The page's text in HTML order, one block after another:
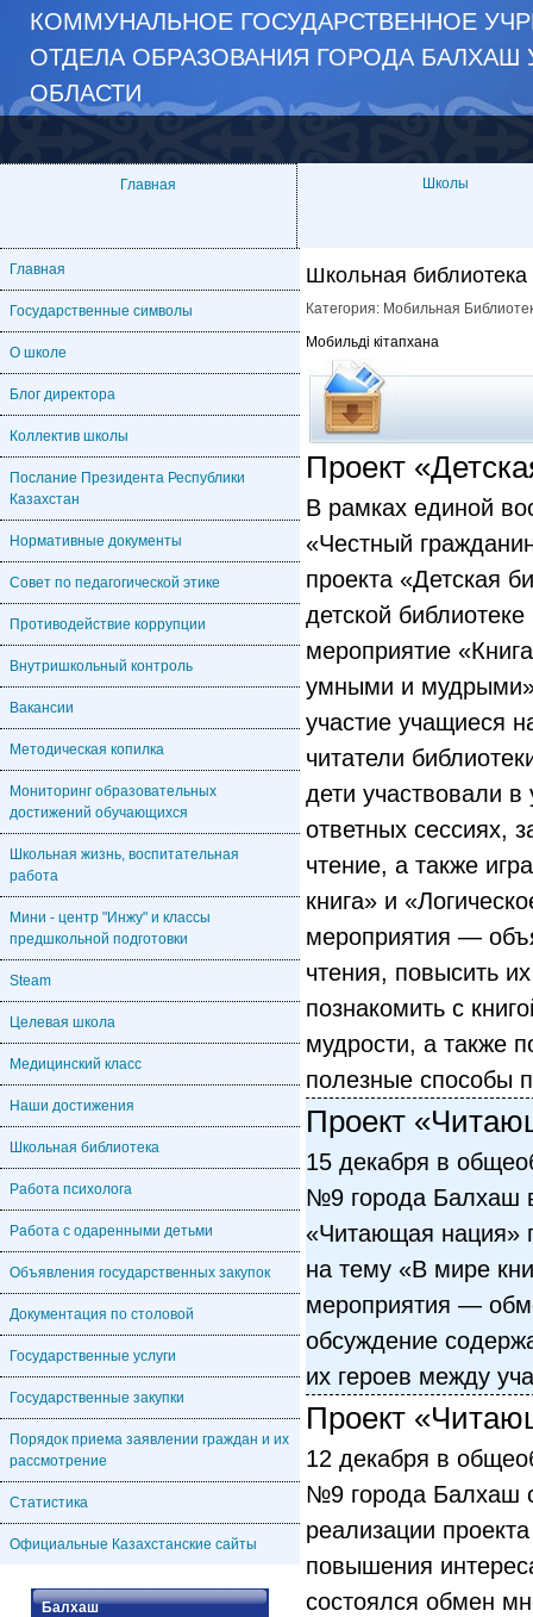
КОММУНАЛЬНОЕ ГОСУДАРСТВЕННОЕ
ОТДЕЛА ОБРАЗОВАНИЯ ГОРОДА БАЛХАШ
ОБЛАСТИ
Главная Школы
Главная
Государственные символы
О школе
Блог директора
Коллектив школы
Послание Президента Республики
Казахстан
Нормативные документы
Совет по педагогической этике
Противодействие коррупции
Внутришкольный контроль
Вакансии
Методическая копилка
Мониторинг образовательных
достижений обучающихся
Школьная жизнь, воспитательная
работа
Мини - центр "Инжу" и классы
предшкольной подготовки
Steam
Целевая школа
Медицинский класс
Наши достижения
Школьная библиотека
Работа психолога
Работа с одаренными детьми
Объявления государственных закупок
Документация по столовой
Государственные услуги
Государственные закупки
Порядок приема заявлении граждан и их
рассмотрение
Статистика
Официальные Казахстанские сайты
Балхаш
Школьная библиотека
Категория: Мобильная
Мобильді кітапхана
Проект
В рамках единой
«Честный
проекта «Детская
детской
мероприятие
умными и
участие учащиеся
читатели
дети участвовали
ответных сессиях,
чтение, а также
книга» и
мероприятия —
чтения, повысить
познакомить с
мудрости, а также
полезные способы
Проект
15 декабря в
№9 города Балхаш
«Читающая нация»
на тему «В мире
мероприятия —
обсуждение
их героев между
Проект
12 декабря в
№9 города Балхаш
реализации
повышения
состоялся обмен